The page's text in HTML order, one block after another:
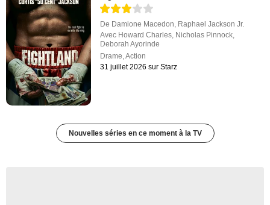
De Damione Macedon, Raphael Jackson Jr.
Avec Howard Charles, Nicholas Pinnock,
Deborah Ayorinde
Drame,Action
31 juillet 2026 sur Starz
Nouvelles séries en ce moment à la TV